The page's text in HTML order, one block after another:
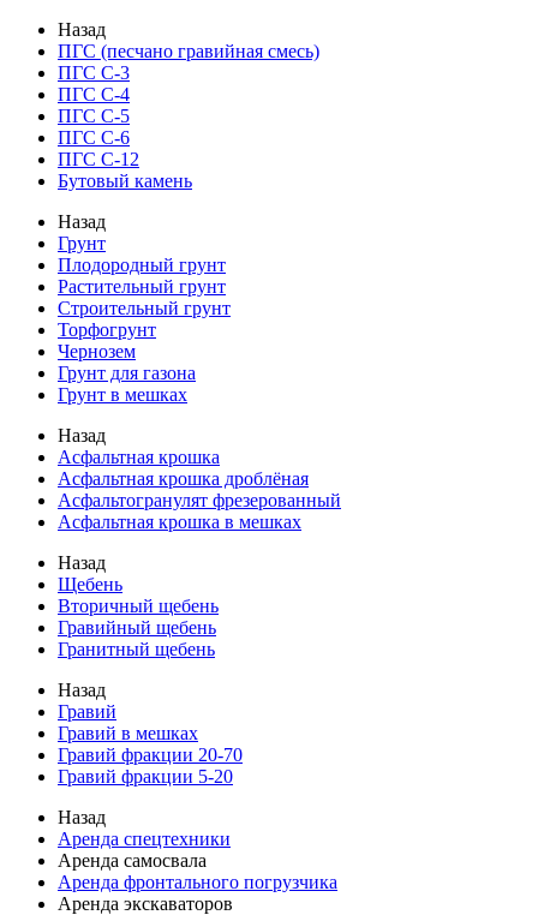
Назад
ПГС (песчано гравийная смесь)
ПГС С-3
ПГС С-4
ПГС С-5
ПГС С-6
ПГС С-12
Бутовый камень
Назад
Грунт
Плодородный грунт
Растительный грунт
Строительный грунт
Торфогрунт
Чернозем
Грунт для газона
Грунт в мешках
Назад
Асфальтная крошка
Асфальтная крошка дроблёная
Асфальтогранулят фрезерованный
Асфальтная крошка в мешках
Назад
Щебень
Вторичный щебень
Гравийный щебень
Гранитный щебень
Назад
Гравий
Гравий в мешках
Гравий фракции 20-70
Гравий фракции 5-20
Назад
Аренда спецтехники
Аренда самосвала
Аренда фронтального погрузчика
Аренда экскаваторов